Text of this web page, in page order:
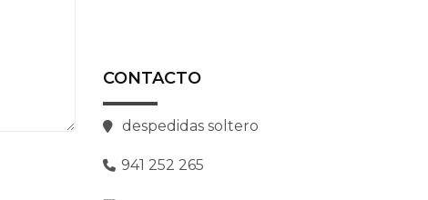
CONTACTO
despedidas soltero
941 252 265